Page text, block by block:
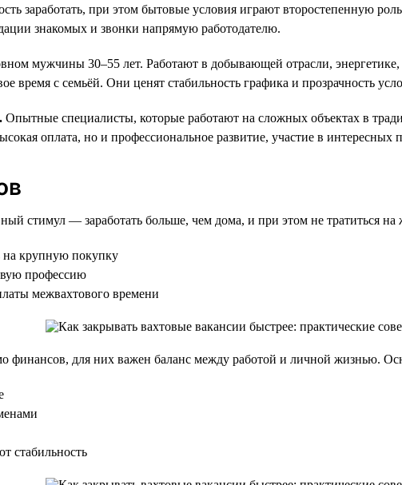
заработать, при этом бытовые условия играют второстепенную
знакомых и звонки напрямую работодателю.
мужчины 30–55 лет. Работают в добывающей отрасли,
время с семьёй. Они ценят стабильность графика и прозрачность
Опытные специалисты, которые работают на сложных объектах в
оплата, но и профессиональное развитие, участие в
стимул — заработать больше, чем дома, и при этом не тратиться
на крупную покупку
профессию
межвахтового времени
финансов, для них важен баланс между работой и личной жизнью.
стабильность